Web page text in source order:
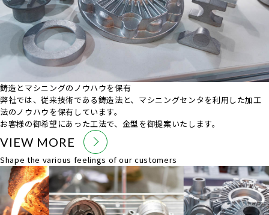
鋳造とマシニングのノウハウを保有
弊社では、従来技術である鋳造法と、マシニングセンタを利用した加工
法のノウハウを保有しています。
お客様の御希望にあった工法で、金型を御提案いたします。
VIEW MORE
Shape the various feelings of our customers